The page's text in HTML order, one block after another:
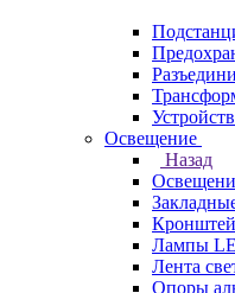
Освещение
Назад
Лампы
Лента
Опоры